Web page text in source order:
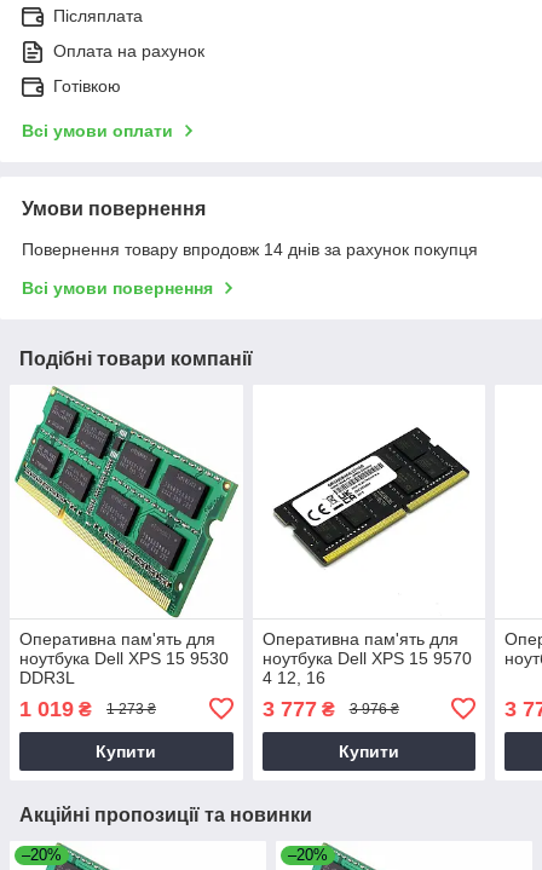
Післяплата
Оплата на рахунок
Готівкою
Всі умови оплати
Умови повернення
Повернення товару впродовж 14 днів за рахунок покупця
Всі умови повернення
Подібні товари компанії
Оперативна пам'ять для
ноутбука Dell XPS 15 9530
DDR3L
1 019 ₴ 1 273 ₴
Купити
Оперативна пам'ять для
ноутбука Dell XPS 15 9570
4 12, 16
3 777₴ 3 976 ₴
Купити
3
Акційні пропозиції та новинки
–20% –20%